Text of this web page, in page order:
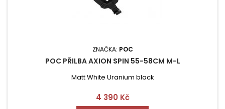
ZNAČKA: POC
POC PŘILBA AXION SPIN 55-58CM M-L
Matt White Uranium black
Cena
4 390 Kč